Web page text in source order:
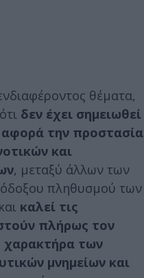
θέματα,
δεν έχει σημειωθεί
την προστασία
και
, μεταξύ άλλων των
πληθυσμού των
καλεί τις
πλήρως τον
χαρακτήρα των
μνημείων και